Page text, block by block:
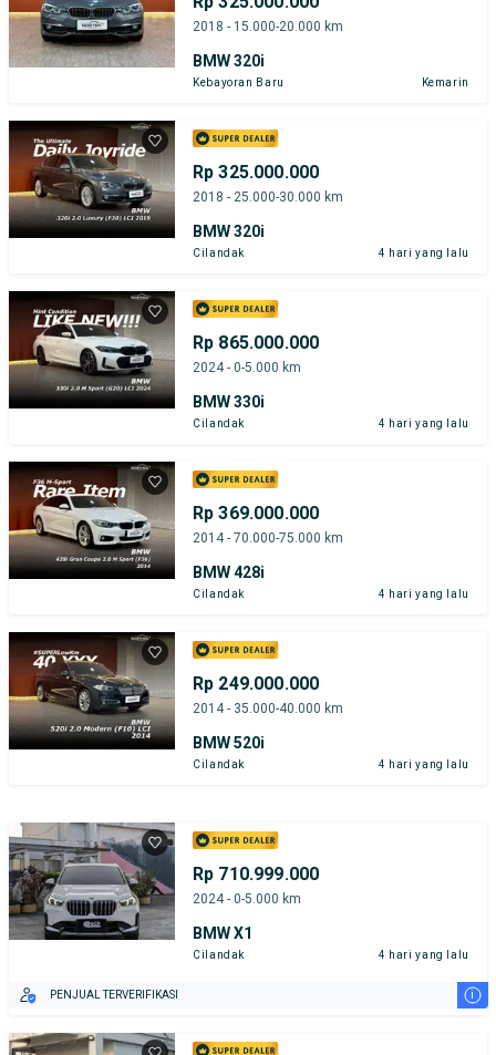
2018 - 15.000-20.000 km
BMW 320i
Kebayoran Baru Kemarin
Rp 325.000.000
2018 - 25.000-30.000 km
BMW 320i
Cilandak 4 hari yang lalu
Rp 865.000.000
2024 - 0-5.000 km
BMW 330i
Cilandak 4 hari yang lalu
Rp 369.000.000
2014 - 70.000-75.000 km
BMW 428i
Cilandak 4 hari yang lalu
Rp 249.000.000
2014 - 35.000-40.000 km
BMW 520i
Cilandak 4 hari yang lalu
Rp 710.999.000
2024 - 0-5.000 km
BMW X1
Cilandak 4 hari yang lalu
PENJUAL TERVERIFIKASI i